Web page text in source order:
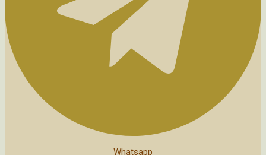
Whatsapp